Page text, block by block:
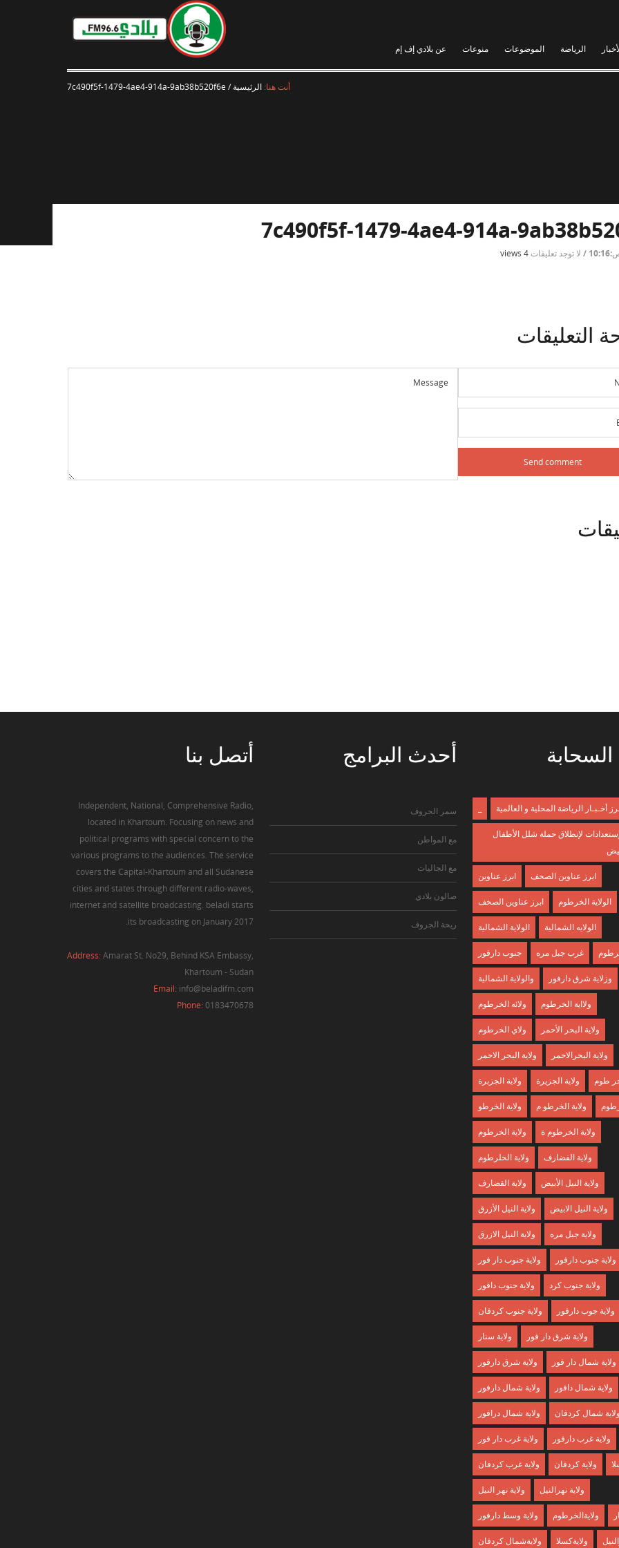
الرياضة الموضوعات منوعات عن بلادي إف إم
أنت هنا: الرئيسية /
7c490f5f-1479-4ae4-914a-9ab38b520f6e
7c490f5f-1479-4ae4-914a-
/ لا توجد تعليقات4 views
التعليقات
أتصل بنا
Independent, National, Comprehensive Radio,
located in Khartoum. Focusing on news and
political programs with special concern to the
various programs to the audiences. The service
covers the Capital-Khartoum and all Sudanese
cities and states through different radio-waves,
internet and satellite broadcasting. beladi starts
its broadcasting on January 2017.
Address:Amarat St. No29, Behind KSA Embassy,
Khartoum - Sudan
Email: info@beladifm.com
Phone:0183470678
أحدث البرامج
سمر الحروف
مع المواطن
مع الجاليات
صالون بلادي
ريحة الجروف
السحابة
أخـبـار الرياضة المحلية و العالمية
لإنطلاق حملة شلل الأطفال
ابرز عناوين ابرز عناوين الصحف
ابرز عناوين الصخف الولاية الخرطوم
الولاية الشمالية الولايه الشمالية
جنوب دارفور غرب جبل مره
والولاية الشمالية وزلاية شرق دارفور
ولائه الخرطوم ولااية الخرطوم
ولاي الخرطوم ولاية البحر الأحمر
ولاية البحر الاحمر ولاية البحرالاحمر
ولاية الجزبرة ولاية الجزيرة طوم
ولاية الخرطو ولاية الخرطو م
ولاية الخرطوم ولاية الخرطوم ة
ولاية الخلرطوم ولاية الفضارف
ولاية القضارف ولاية النيل الأبيض
ولاية النيل الأزرق ولاية النيل الابيض
ولاية النيل الازرق ولاية جبل مره
ولاية جنوب دار فور ولاية جنوب دارفور
ولاية جنوب دافور ولاية جنوب كرد
ولاية جنوب كردفان ولاية جوب دارفور
ولاية سنار ولاية شرق دار فور
ولاية شرق دارفور ولاية شمال دار فور
ولاية شمال دارفور ولاية شمال دافور
ولاية شمال درافور ولاية شمال كردفان
ولاية غرب دار فور ولاية غرب دارفور
ولاية غرب كردفان ولاية كردفان
ولاية نهر النيل ولاية نهرالنيل
ولاية وسط دارفور ولايةالخرطوم
ولايةشمال كردفان ولايةكسلا